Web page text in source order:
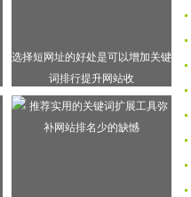
选择短网址的好处是可以增加关键
词排行提升网站收